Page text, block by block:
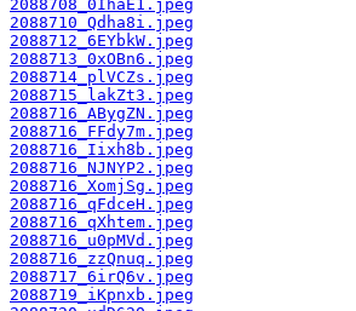
2088708_0IhaE1.jpeg
2088710_Qdha8i.jpeg
2088712_6EYbkW.jpeg
2088713_0xOBn6.jpeg
2088714_plVCZs.jpeg
2088715_lakZt3.jpeg
2088716_ABygZN.jpeg
2088716_FFdy7m.jpeg
2088716_Iixh8b.jpeg
2088716_NJNYP2.jpeg
2088716_XomjSg.jpeg
2088716_qFdceH.jpeg
2088716_qXhtem.jpeg
2088716_u0pMVd.jpeg
2088716_zzQnuq.jpeg
2088717_6irQ6v.jpeg
2088719_iKpnxb.jpeg